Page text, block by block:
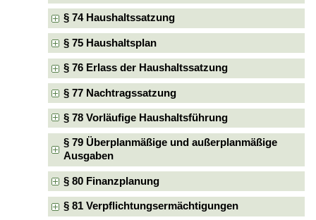
§ 74 Haushaltssatzung
§ 75 Haushaltsplan
§ 76 Erlass der Haushaltssatzung
§ 77 Nachtragssatzung
§ 78 Vorläufige Haushaltsführung
§ 79 Überplanmäßige und außerplanmäßige
Ausgaben
§ 80 Finanzplanung
§ 81 Verpflichtungsermächtigungen